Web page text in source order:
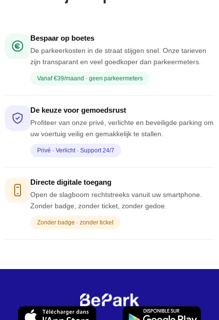
Bespaar op boetes
De parkeerkosten in de straat stijgen snel. Onze tarieven
zijn transparant en veel goedkoper dan parkeermeters.
Vanaf €39/maand · geen parkeermeters
De keuze voor gemoedsrust
Profiteer van onze privé, verlichte en beveiligde parking om
uw voertuig veilig en gemakkelijk te stallen.
Privé · Verlicht · Support 24/7
Directe digitale toegang
Open de slagboom rechtstreeks vanuit uw smartphone.
Zonder badge, zonder ticket, zonder gedoe.
Zonder badge · zonder ticket